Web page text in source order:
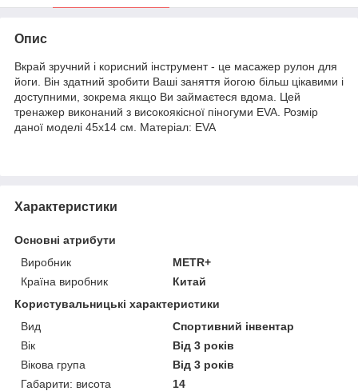
Опис
Вкрай зручний і корисний інструмент - це масажер рулон для
йоги. Він здатний зробити Ваші заняття йогою більш цікавими і
доступними, зокрема якщо Ви займаєтеся вдома. Цей
тренажер виконаний з високоякісної піногуми EVA. Розмір
даної моделі 45x14 см. Матеріал: EVA
Характеристики
Основні атрибути
Виробник
METR+
Країна виробник
Китай
Користувальницькі характеристики
Вид
Спортивний інвентар
Вік
Від 3 років
Вікова група
Від 3 років
Габарити: висота
14